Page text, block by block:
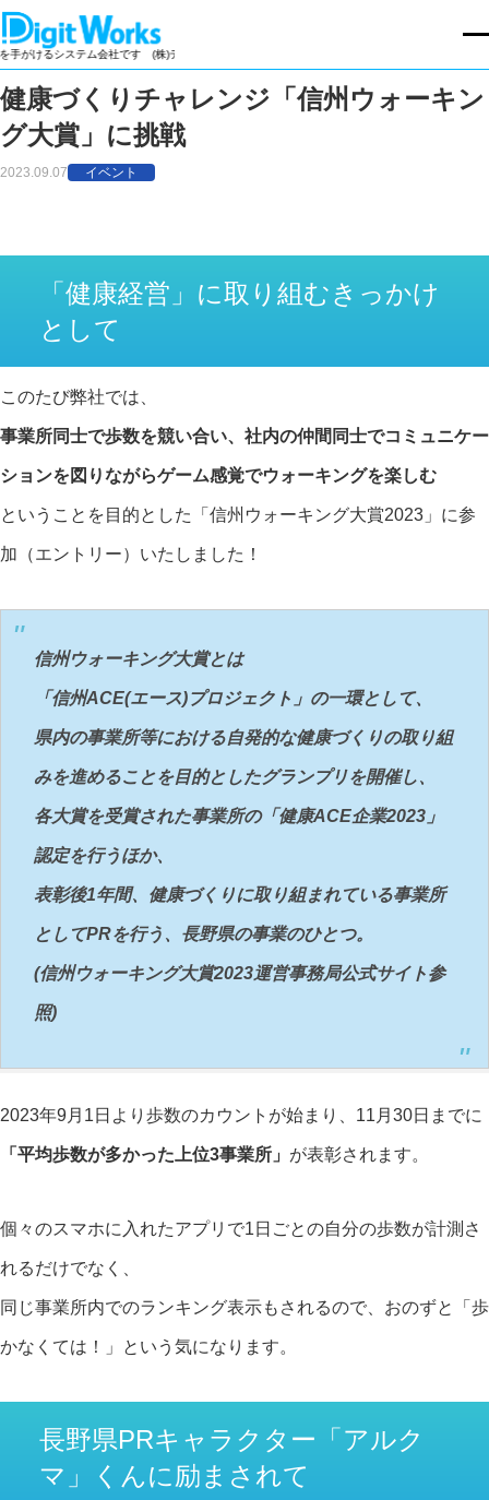
(株)デジットワークスは製造業向け基幹業務パッケージの開発・販売を手が
るシステム会社です
健康づくりチャレンジ「信州ウォーキン
グ大賞」に挑戦
2023.09.07 イベント
「健康経営」に取り組むきっかけ
として
このたび弊社では、
事業所同士で歩数を競い合い、社内の仲間同士でコミュニケー
ションを図りながらゲーム感覚でウォーキングを楽しむ
ということを目的とした「 信州ウォーキング大賞2023 」に参
加（エントリー）いたしました！
信州ウォーキング大賞とは
「信州ACE(エース)プロジェクト」の一環として、
県内の事業所等における自発的な健康づくりの取り組
みを進めることを目的としたグランプリを開催し、
各大賞を受賞された事業所の「健康ACE企業2023」
認定を行うほか、
表彰後1年間、健康づくりに取り組まれている事業所
としてPRを行う、長野県の事業のひとつ。
(信州ウォーキング大賞2023運営事務局公式サイト参
照)
2023年9月1日より歩数のカウントが始まり、11月30日までに
「平均歩数が多かった上位3事業所」 が表彰されます。
個々のスマホに入れたアプリで1日ごとの自分の歩数が計測さ
れるだけでなく、
同じ事業所内でのランキング表示もされるので、おのずと「歩
かなくては！」という気になります。
長野県PRキャラクター「アルク
マ」くんに励まされて